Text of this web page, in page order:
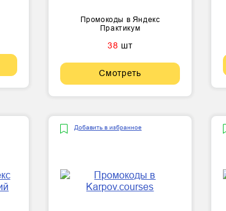
Промокоды в Яндекс
Практикум
38 шт
Смотреть
Добавить в избранное